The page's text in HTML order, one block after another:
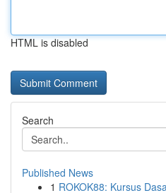
HTML is disabled
Search
Published News
1 ROKOK88: Kursus